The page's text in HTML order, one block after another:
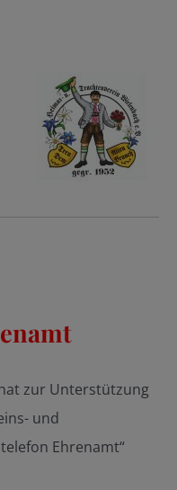
zur Unterstützung
und
Ehrenamt“